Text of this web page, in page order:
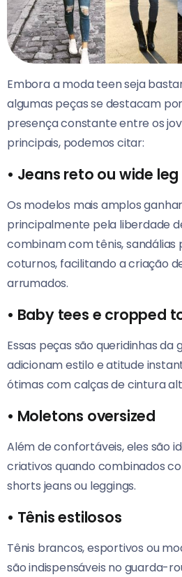
Embora a moda teen seja
algumas peças se destacam
presença constante entre os
principais, podemos citar:
• Jeans reto ou wide leg
Os modelos mais amplos
principalmente pela liberdade
combinam com tênis,
coturnos, facilitando a criação
arrumados.
• Baby tees e cropped
Essas peças são queridinhas da
adicionam estilo e atitude
ótimas com calças de cintura
• Moletons oversized
Além de confortáveis, eles são
criativos quando combinados
shorts jeans ou leggings.
• Tênis estilosos
Tênis brancos, esportivos ou
são indispensáveis no guarda-